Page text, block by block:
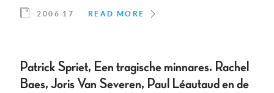
2006 17 READ MORE
Patrick Spriet, Een tragische minnares. Rachel
Baes, Joris Van Severen, Paul Léautaud en de